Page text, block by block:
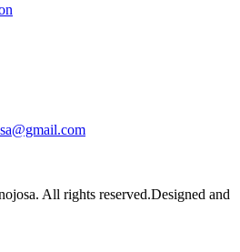
All rights reserved.Designed and